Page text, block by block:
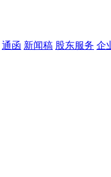
通函 新闻稿 股东服务 企